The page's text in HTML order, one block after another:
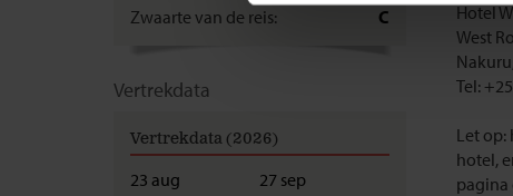
Zwaarte van de reis:
C
Vertrekdata
Vertrekdata (2026)
23 aug
27 sep
Hotel
West
Tel:
Let
hotel,
pagina